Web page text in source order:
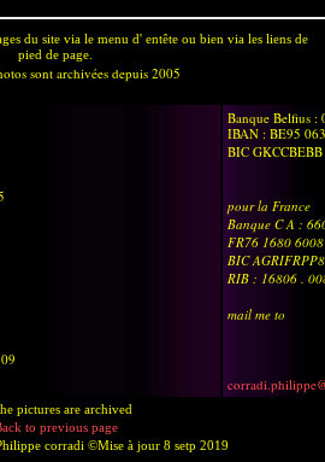
du site via le menu d' entête ou bien via les liens de
pied de page.
sont archivées depuis 2005
Banque Belfius :
IBAN : BE95
BIC GKCCBEBB
pour la France
Banque C A :
FR76 1680
BIC
RIB : 16806 .
mail me to
pictures are archived
to previous page
corradi ©Mise à jour 8 setp 2019